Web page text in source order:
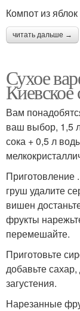
Компот из яблок
читать дальше →
Сухое
Киевское
Вам
ваш выбор, 1,5
сока + 0,5 л
Приготовление
груш удалите
вишен
фрукты
перемешайте.
Приготовьте
добавьте
загустения.
Нарезанные